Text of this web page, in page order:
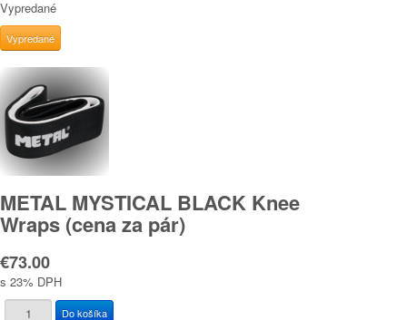
Vypredané
METAL MYSTICAL BLACK Knee
Wraps (cena za pár)
€73.00
s 23% DPH